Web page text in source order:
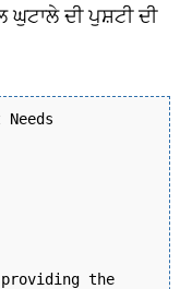
ਦੀ ਪੁਸ਼ਟੀ ਦੀ
the